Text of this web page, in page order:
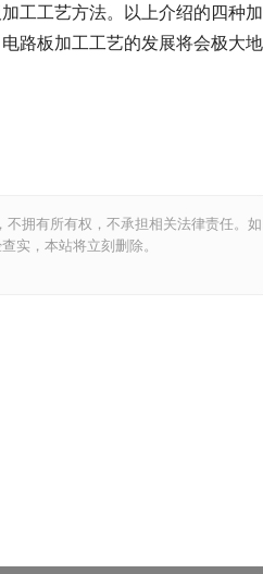
工工艺方法。以上介绍的四种
路板加工工艺的发展将会极大
拥有所有权，不承担相关法律责任。如
实，本站将立刻删除。